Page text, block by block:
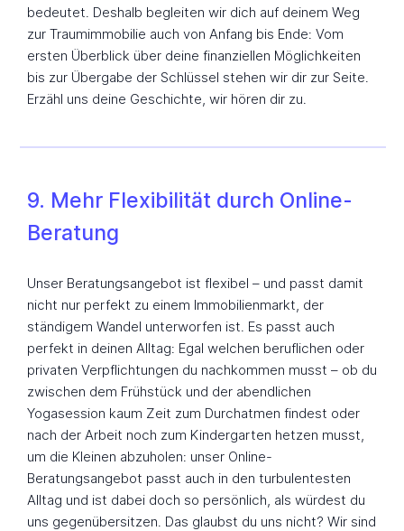
bedeutet. Deshalb begleiten wir dich auf deinem Weg
zur Traumimmobilie auch von Anfang bis Ende: Vom
ersten Überblick über deine finanziellen Möglichkeiten
bis zur Übergabe der Schlüssel stehen wir dir zur Seite.
Erzähl uns deine Geschichte, wir hören dir zu.
9. Mehr Flexibilität durch Online-
Beratung
Unser Beratungsangebot ist flexibel – und passt damit
nicht nur perfekt zu einem Immobilienmarkt, der
ständigem Wandel unterworfen ist. Es passt auch
perfekt in deinen Alltag: Egal welchen beruflichen oder
privaten Verpflichtungen du nachkommen musst – ob du
zwischen dem Frühstück und der abendlichen
Yogasession kaum Zeit zum Durchatmen findest oder
nach der Arbeit noch zum Kindergarten hetzen musst,
um die Kleinen abzuholen: unser Online-
Beratungsangebot passt auch in den turbulentesten
Alltag und ist dabei doch so persönlich, als würdest du
uns gegenübersitzen. Das glaubst du uns nicht? Wir sind